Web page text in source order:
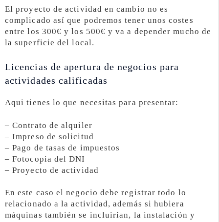
El proyecto de actividad en cambio no es
complicado así que podremos tener unos costes
entre los 300€ y los 500€ y va a depender mucho de
la superficie del local.
Licencias de apertura de negocios para
actividades calificadas
Aqui tienes lo que necesitas para presentar:
– Contrato de alquiler
– Impreso de solicitud
– Pago de tasas de impuestos
– Fotocopia del DNI
– Proyecto de actividad
En este caso el negocio debe registrar todo lo
relacionado a la actividad, además si hubiera
máquinas también se incluirían, la instalación y